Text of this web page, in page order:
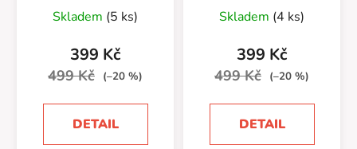
Skladem (5 ks)
399 Kč
499 Kč (–20 %)
DETAIL
Skladem (4 ks)
399 Kč
499 Kč (–20 %)
DETAIL